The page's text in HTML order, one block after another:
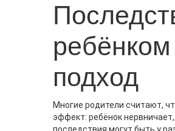
подход
Многие родители считают,
эффект: ребёнок